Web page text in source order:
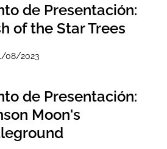
de Presentación:
of the Star Trees
08/2023
de Presentación:
Moon's